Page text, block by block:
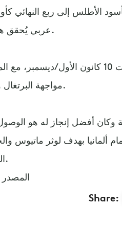
الأطلس إلى ربع النهائي
عربي يُحقق هذا الانجاز.
ويلتقي منتخب المغرب في الدور القادم، يوم السبت 10 كانون
مواجهة البرتغال وسويسرا.
من البطولة وكان أفضل إنجاز له هو
الهزيمة أمام ألمانيا بهدف لوثر
المنافسات. ​​​​​​​
المصدر
Share: